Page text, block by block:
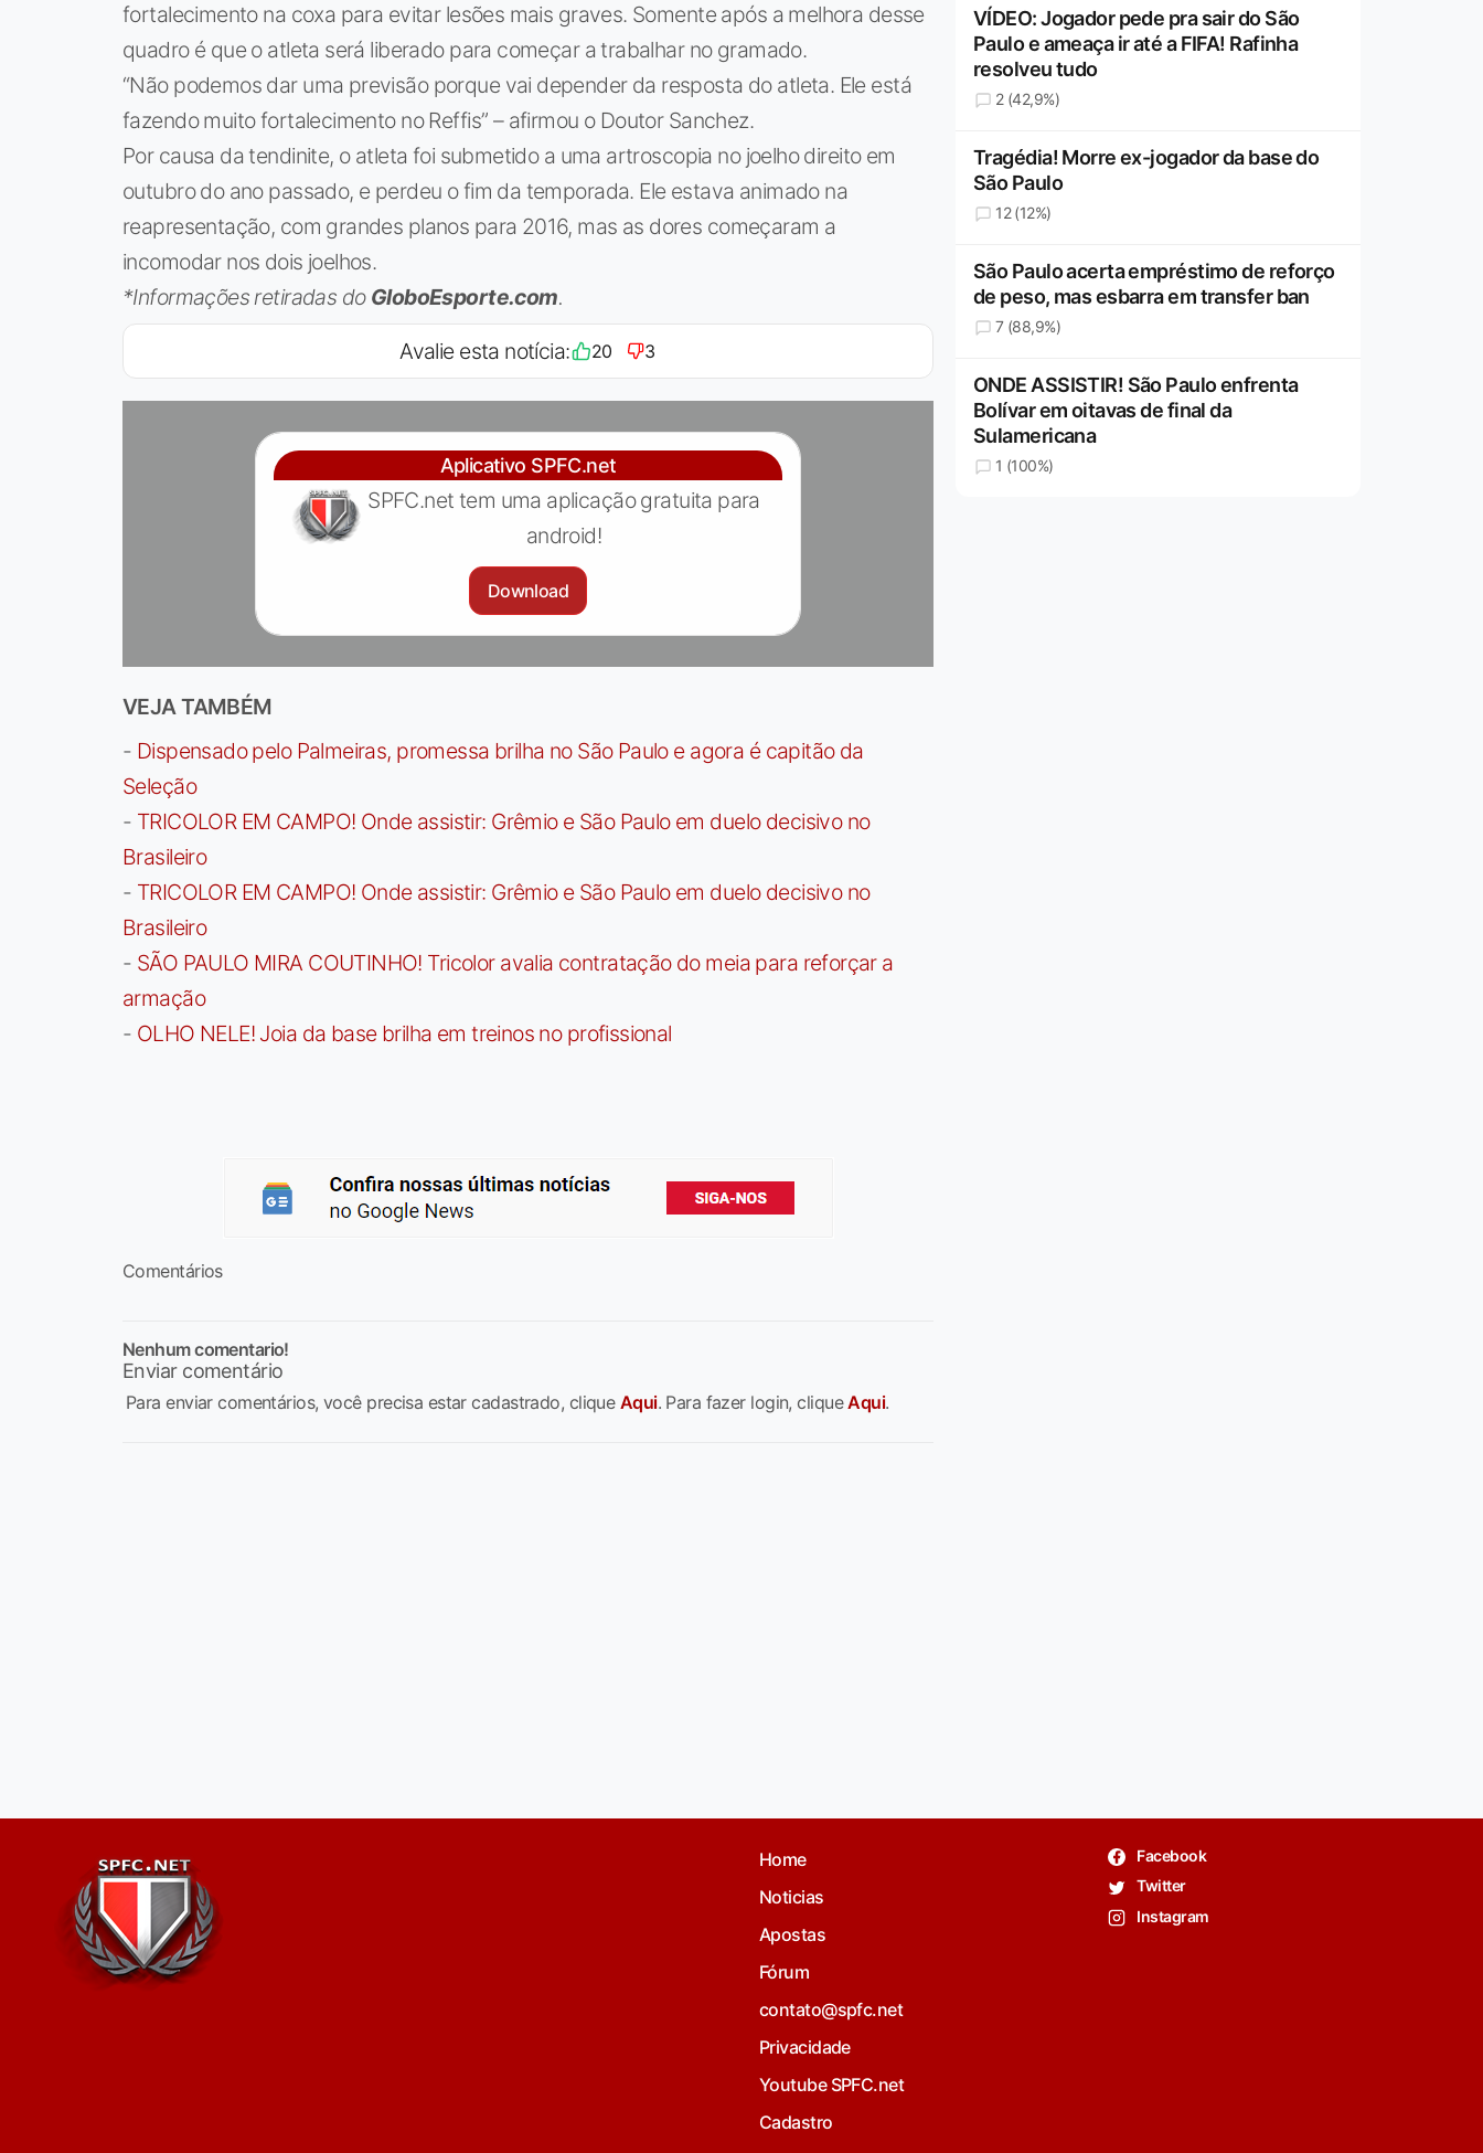
fortalecimento na coxa para evitar lesões mais graves. Somente após a melhora desse
quadro é que o atleta será liberado para começar a trabalhar no gramado.
“Não podemos dar uma previsão porque vai depender da resposta do atleta. Ele está
fazendo muito fortalecimento no Reffis” – afirmou o Doutor Sanchez.
Por causa da tendinite, o atleta foi submetido a uma artroscopia no joelho direito em
outubro do ano passado, e perdeu o fim da temporada. Ele estava animado na
reapresentação, com grandes planos para 2016, mas as dores começaram a
incomodar nos dois joelhos.
*Informações retiradas do GloboEsporte.com.
Avalie esta notícia: 20 3
Aplicativo SPFC.net
SPFC.net tem uma aplicação gratuita para
android!
Download
VEJA TAMBÉM
- Dispensado pelo Palmeiras, promessa brilha no São Paulo e agora é capitão da
Seleção
- TRICOLOR EM CAMPO! Onde assistir: Grêmio e São Paulo em duelo decisivo no
Brasileiro
- TRICOLOR EM CAMPO! Onde assistir: Grêmio e São Paulo em duelo decisivo no
Brasileiro
- SÃO PAULO MIRA COUTINHO! Tricolor avalia contratação do meia para reforçar a
armação
- OLHO NELE! Joia da base brilha em treinos no profissional
Comentários
Nenhum comentario!
Enviar comentário
Para enviar comentários, você precisa estar cadastrado, clique Aqui. Para fazer login, cliqueAqui.
VÍDEO: Jogador pede pra sair do São
Paulo e ameaça ir até a FIFA! Rafinha
resolveu tudo
2 (42,9%)
Tragédia! Morre ex-jogador da base do
São Paulo
12 (12%)
São Paulo acerta empréstimo de reforço
de peso, mas esbarra em transfer ban
7 (88,9%)
ONDE ASSISTIR! São Paulo enfrenta
Bolívar em oitavas de final da
Sulamericana
1 (100%)
Home
Noticias
Apostas
Fórum
contato@spfc.net
Privacidade
Youtube SPFC.net
Cadastro
Facebook
Twitter
Instagram